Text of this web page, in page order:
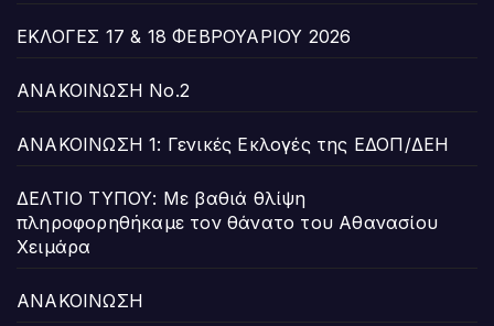
ΕΚΛΟΓΕΣ 17 & 18 ΦΕΒΡΟΥΑΡΙΟΥ 2026
ΑΝΑΚΟΙΝΩΣΗ Νο.2
ΑΝΑΚΟΙΝΩΣΗ 1: Γενικές Εκλογές της ΕΔΟΠ/ΔΕΗ
ΔΕΛΤΙΟ ΤΥΠΟΥ: Με βαθιά θλίψη
πληροφορηθήκαμε τον θάνατο του Αθανασίου
Χειμάρα
ΑΝΑΚΟΙΝΩΣΗ